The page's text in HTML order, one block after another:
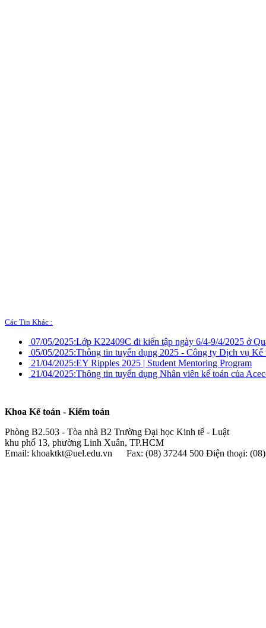
Các Tin Khác :
07/05/2025:Lớp K22409C đi kiến tập ngày 6/4-9/4/2025 ở
05/05/2025:Thông tin tuyển dụng 2025 - Công ty Dịch vụ Kế
21/04/2025:EY Ripples 2025 | Student Mentoring Program
21/04/2025:Thông tin tuyển dụng Nhân viên kế toán của
Khoa Kế toán - Kiểm toán
Phòng B2.503 - Tòa nhà B2 Trường Đại học Kinh tế - Luật
khu phố 13, phường Linh Xuân, TP.HCM
Email: khoaktkt@uel.edu.vn Fax: (08) 37244 500 Điện thoại: